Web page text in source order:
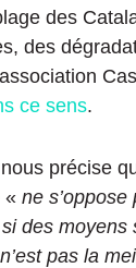
des
des
ce sens.
précise
« ne s’oppose
des moyens
pas la